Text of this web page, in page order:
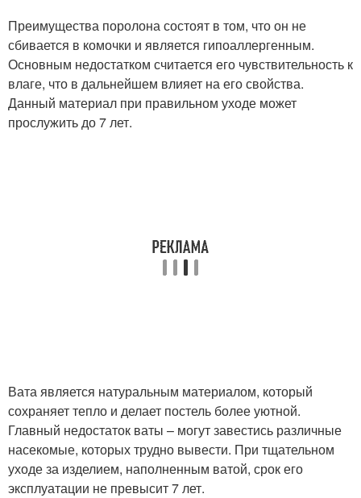
Преимущества поролона состоят в том, что он не
сбивается в комочки и является гипоаллергенным.
Основным недостатком считается его чувствительность к
влаге, что в дальнейшем влияет на его свойства.
Данный материал при правильном уходе может
прослужить до 7 лет.
Вата является натуральным материалом, который
сохраняет тепло и делает постель более уютной.
Главный недостаток ваты – могут завестись различные
насекомые, которых трудно вывести. При тщательном
уходе за изделием, наполненным ватой, срок его
эксплуатации не превысит 7 лет.